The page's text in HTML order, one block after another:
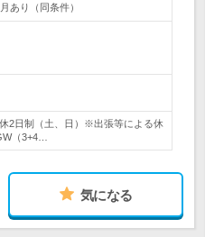
あり（同条件）
2日制（土、日）※出張等による休
（3+4…
気になる